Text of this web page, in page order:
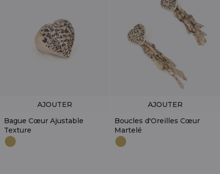
Bague Cœur Ajustable
Texture
AJOUTER
Boucles d'Oreilles Cœur
Martelé
AJOUTER